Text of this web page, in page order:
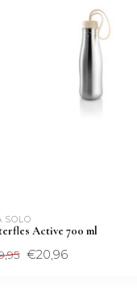
SOLO
Active 700 ml
€20,96